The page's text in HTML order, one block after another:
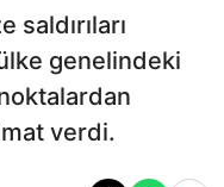
genelindeki
verdi.